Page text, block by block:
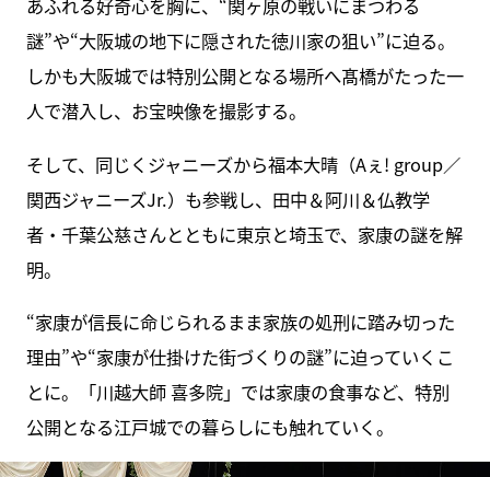
あふれる好奇心を胸に、“関ヶ原の戦いにまつわる
謎”や“大阪城の地下に隠された徳川家の狙い”に迫る。
しかも大阪城では特別公開となる場所へ髙橋がたった一
人で潜入し、お宝映像を撮影する。
そして、同じくジャニーズから福本大晴（Aぇ! group／
関西ジャニーズJr.）も参戦し、田中＆阿川＆仏教学
者・千葉公慈さんとともに東京と埼玉で、家康の謎を解
明。
“家康が信長に命じられるまま家族の処刑に踏み切った
理由”や“家康が仕掛けた街づくりの謎”に迫っていくこ
とに。「川越大師 喜多院」では家康の食事など、特別
公開となる江戸城での暮らしにも触れていく。